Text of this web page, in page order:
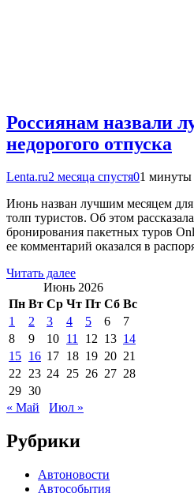
Россиянам назвали
недорогого отпуска
Lenta.ru2 месяца спустя01 минуты
Июнь назван лучшим месяцем для
толп туристов. Об этом
бронирования пакетных туров
ее комментарий оказался в
Читать далее
Июнь 2026
Пн Вт Ср Чт Пт Сб Вс
1
2 3 4 5 6
7
8
9 10 11 12 13 14
15 16 17 18 19 20 21
22 23 24 25 26 27 28
29 30
« Май
Июл »
Рубрики
Автоновости
Автособытия